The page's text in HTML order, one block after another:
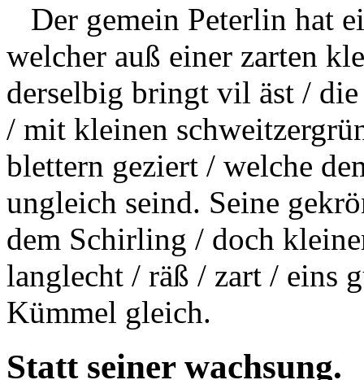
Der gemein Peterlin hat
welcher auß einer zarten
derselbig bringt vil äst /
/ mit kleinen
blettern geziert / welche
ungleich seind. Seine
dem Schirling / doch
langlecht / räß / zart / eins
Kümmel gleich.
Statt seiner wachsung.